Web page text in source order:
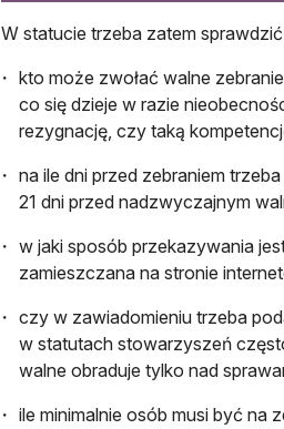
W statucie trzeba zatem
kto może zwołać walne
co się dzieje w razie
rezygnację, czy taką
na ile dni przed zebraniem
21 dni przed nadzwyczajnym
w jaki sposób przekazywania
zamieszczana na stronie
czy w zawiadomieniu trzeba
w statutach stowarzyszeń
walne obraduje tylko nad
ile minimalnie osób musi być na